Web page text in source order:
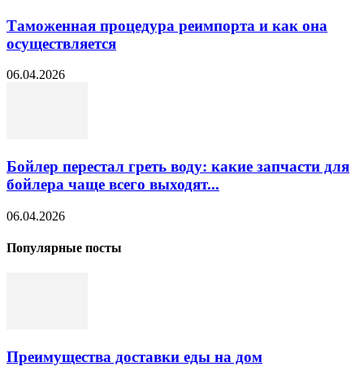
Таможенная процедура реимпорта и как она
осуществляется
06.04.2026
Бойлер перестал греть воду: какие запчасти для
бойлера чаще всего выходят...
06.04.2026
Популярные посты
Преимущества доставки еды на дом